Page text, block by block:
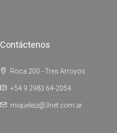
Contáctenos
Roca 200 - Tres Arroyos
+54 9 2983 64-2054
miqueleiz@3net.com.ar